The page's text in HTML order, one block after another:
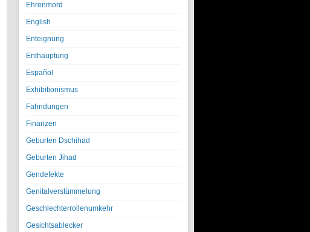
Ehrenmord
English
Enteignung
Enthauptung
Español
Exhibitionismus
Fahndungen
Finanzen
Geburten Dschihad
Geburten Jihad
Gendefekte
Genitalverstümmelung
Geschlechterrollenumkehr
Gesichtsablecker